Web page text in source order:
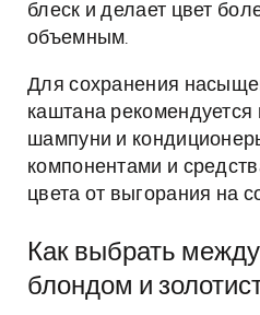
блеск и делает цвет
объемным.
Для сохранения
каштана рекомендуется
шампуни и
компонентами и
цвета от выгорания на
Как выбрать
блондом и